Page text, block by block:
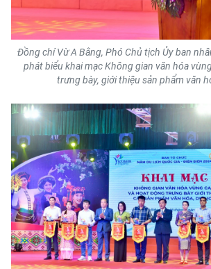
Trung du và miền núi phía Bắc
Đồng bằng sông Hồng
Bắc Trung Bộ
Duyên hải Nam Trung Bộ và Tây
Nguyên
Đông Nam Bộ
Đồng bằng sông Cửu Long
Chuyên trang Hà Nội
Chuyên trang TP. Hồ Chí Minh
Đồng chí Vừ A Bằng, Phó Chủ tịch Ủy ban
phát biểu khai mạc Không gian văn hóa
trưng bày, giới thiệu sản phẩm văn